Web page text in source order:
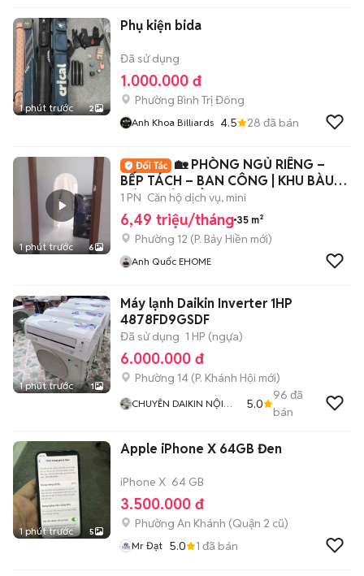
1 phút trước 2
Phụ kiện bida
Đã sử dụng
1.000.000 đ
Phường Bình Trị Đông
Anh Khoa Billiards 4.5 28 đã bán
1 phút trước 6
🏡 PHÒNG NGỦ RIÊNG –
BẾP TÁCH – BAN CÔNG | KHU BÀU
CÁT – BẢY HIỀN
1 PN Căn hộ dịch vụ, mini
6,49 triệu/tháng 35 m²
Phường 12 (P. Bảy Hiền mới)
Anh Quốc EHOME
1 phút trước 1
Máy lạnh Daikin Inverter 1HP
4878FD9GSDF
Đã sử dụng 1 HP (ngựa)
6.000.000 đ
Phường 14 (P. Khánh Hội mới)
CHUYÊN DAIKIN NỘI
5.0
96 đã
bán
1 phút trước 5
Apple iPhone X 64GB Đen
iPhone X 64 GB
3.500.000 đ
Phường An Khánh (Quận 2 cũ)
Mr Đạt 5.0 1 đã bán